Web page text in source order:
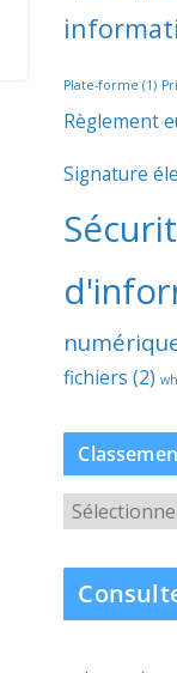
Plate-forme (1)
Règlement
Signature
fichiers (2)
C
l
a
s